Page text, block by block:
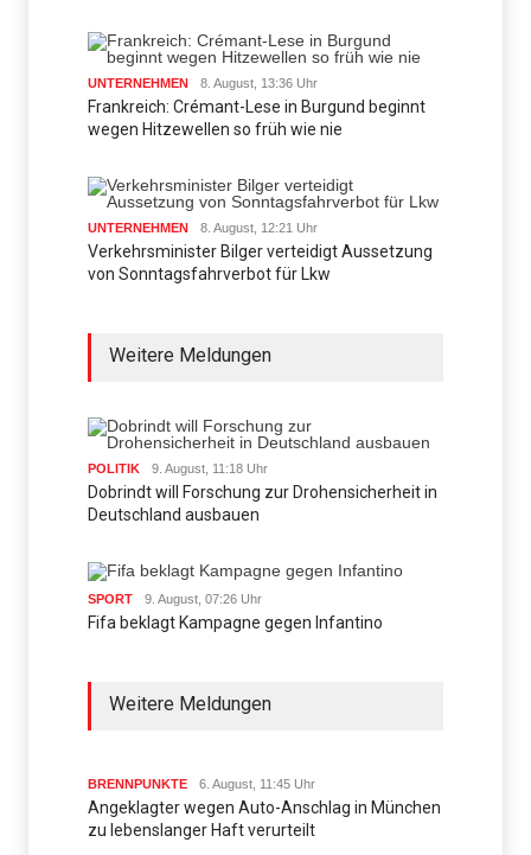
UNTERNEHMEN 8. August, 13:36 Uhr
Frankreich: Crémant-Lese in Burgund beginnt
wegen Hitzewellen so früh wie nie
UNTERNEHMEN 8. August, 12:21 Uhr
Verkehrsminister Bilger verteidigt Aussetzung
von Sonntagsfahrverbot für Lkw
Weitere Meldungen
POLITIK 9. August, 11:18 Uhr
Dobrindt will Forschung zur Drohensicherheit in
Deutschland ausbauen
SPORT 9. August, 07:26 Uhr
Fifa beklagt Kampagne gegen Infantino
Weitere Meldungen
BRENNPUNKTE 6. August, 11:45 Uhr
Angeklagter wegen Auto-Anschlag in München
zu lebenslanger Haft verurteilt